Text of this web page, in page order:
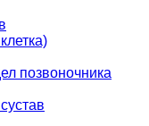
позвоночника